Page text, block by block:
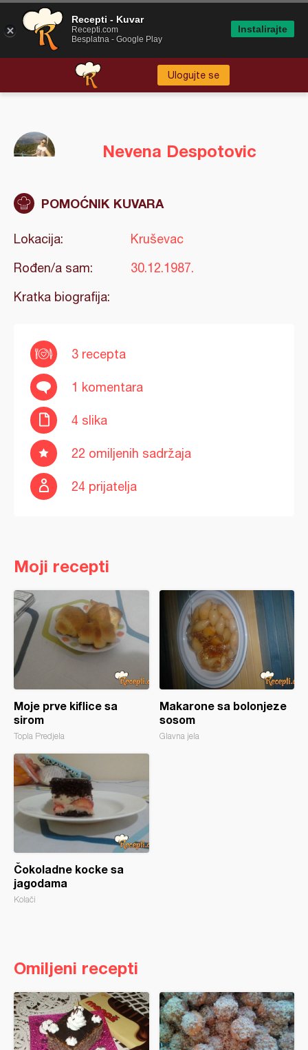
Ulogujte se
Nevena Despotovic
POMOĆNIK KUVARA
Lokacija:
Kruševac
Rođen/a sam:
30.12.1987.
Kratka biografija:
3 recepta
1 komentara
4 slika
22 omiljenih sadržaja
24 prijatelja
Moji recepti
Moje prve kiflice sa
sirom
Topla Predjela
Makarone sa bolonjeze
sosom
Glavna jela
Čokoladne kocke sa
jagodama
Kolači
Omiljeni recepti
Recepti - Kuvar
Recepti.com
Besplatna - Google Play
Instalirajte